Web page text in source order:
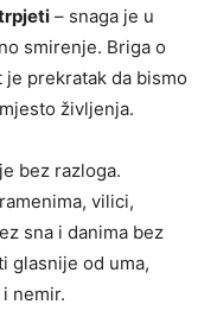
– snaga je u
smirenje. Briga o
prekratak da bismo
življenja.
bez razloga.
vilici,
sna i danima bez
glasnije od uma,
nemir.